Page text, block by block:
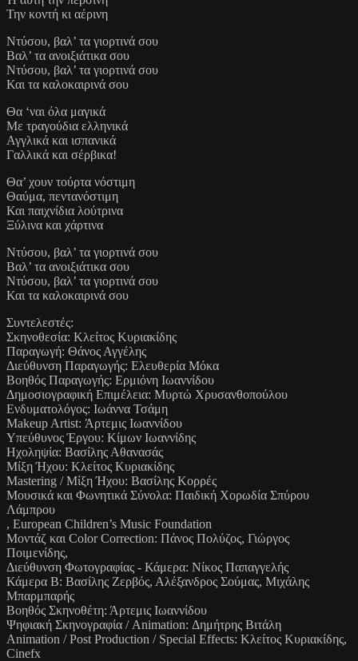
Την κοντή κι αέρινη
Ντύσου, βαλ’ τα γιορτινά σου
Βαλ’ τα ανοιξιάτικα σου
Ντύσου, βαλ’ τα γιορτινά σου
Και τα καλοκαιρινά σου
Θα ‘ναι όλα μαγικά
Με τραγούδια ελληνικά
Αγγλικά και ισπανικά
Γαλλικά και σέρβικα!
Θα’ χουν τούρτα νόστιμη
Θαύμα, πεντανόστιμη
Και παιχνίδια λούτρινα
Ξύλινα και χάρτινα
Ντύσου, βαλ’ τα γιορτινά σου
Βαλ’ τα ανοιξιάτικα σου
Ντύσου, βαλ’ τα γιορτινά σου
Και τα καλοκαιρινά σου
Συντελεστές:
Σκηνοθεσία: Κλείτος Κυριακίδης
Παραγωγή: Θάνος Αγγέλης
Διεύθυνση Παραγωγής: Ελευθερία Μόκα
Βοηθός Παραγωγής: Ερμιόνη Ιωαννίδου
Δημοσιογραφική Επιμέλεια: Μυρτώ Χρυσανθοπούλου
Ενδυματολόγος: Ιωάννα Τσάμη
Makeup Artist: Άρτεμις Ιωαννίδου
Υπεύθυνος Έργου: Κίμων Ιωαννίδης
Ηχοληψία: Βασίλης Αθανασάς
Μίξη Ήχου: Κλείτος Κυριακίδης
Mastering / Μίξη Ήχου: Βασίλης Κορρές
Μουσικά και Φωνητικά Σύνολα: Παιδική Χορωδία Σπύρου
Λάμπρου
, European Children’s Music Foundation
Μοντάζ και Color Correction: Πάνος Πολύζος, Γιώργος
Ποιμενίδης,
Διεύθυνση Φωτογραφίας - Κάμερα: Νίκος Παπαγγελής
Κάμερα Β: Βασίλης Ζερβός, Αλέξανδρος Σούμας, Μιχάλης
Μπαρμπαρής
Βοηθός Σκηνοθέτη: Άρτεμις Ιωαννίδου
Ψηφιακή Σκηνογραφία / Animation: Δημήτρης Βιτάλη
Animation / Post Production / Special Effects: Κλείτος Κυριακίδης,
Cinefx